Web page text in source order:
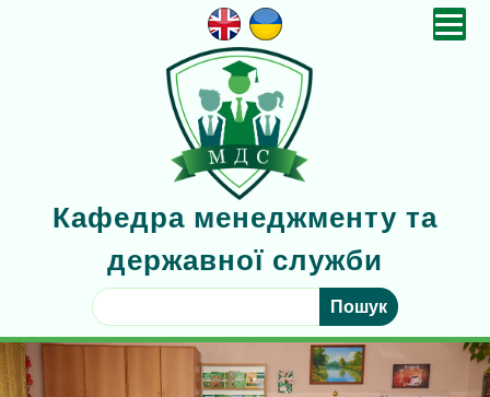
Кафедра менеджменту та
державної служби
Викладацький склад